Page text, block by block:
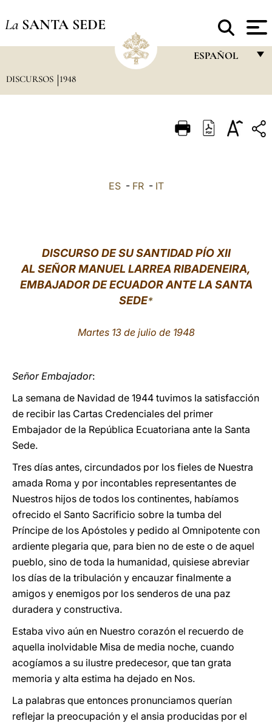
La SANTA SEDE
ESPAÑOL
ITALIANO
العربيّة
中文
LATINE
DISCURSOS 1948
ES- FR- IT
DISCURSO DE SU SANTIDAD PÍO XII
AL SEÑOR MANUEL LARREA RIBADENEIRA,
EMBAJADOR DE ECUADOR ANTE LA SANTA
SEDE*
Martes 13 de julio de 1948
Señor Embajador:
La semana de Navidad de 1944 tuvimos la satisfacción
de recibir las Cartas Credenciales del primer
Embajador de la República Ecuatoriana ante la Santa
Sede.
Tres días antes, circundados por los fieles de Nuestra
amada Roma y por incontables representantes de
Nuestros hijos de todos los continentes, habíamos
ofrecido el Santo Sacrificio sobre la tumba del
Príncipe de los Apóstoles y pedido al Omnipotente con
ardiente plegaria que, para bien no de este o de aquel
pueblo, sino de toda la humanidad, quisiese abreviar
los días de la tribulación y encauzar finalmente a
amigos y enemigos por los senderos de una paz
duradera y constructiva.
Estaba vivo aún en Nuestro corazón el recuerdo de
aquella inolvidable Misa de media noche, cuando
acogíamos a su ilustre predecesor, que tan grata
memoria y alta estima ha dejado en Nos.
La palabras que entonces pronunciamos querían
reflejar la preocupación y el ansia producidas por el